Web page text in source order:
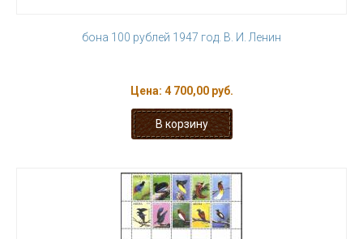
бона 100 рублей 1947 год. В. И. Ленин
Цена: 4 700,00 руб.